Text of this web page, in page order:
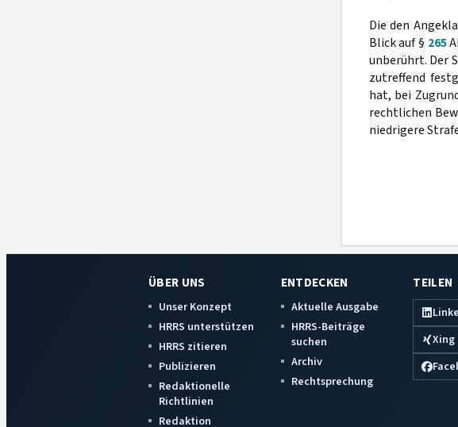
Die den
Blick auf § 265
unberührt. Der
zutreffend
hat, bei
rechtlichen
niedrigere
ÜBER UNS
Unser Konzept
HRRS unterstützen
HRRS zitieren
Publizieren
Redaktionelle
Richtlinien
Redaktion
ENTDECKEN
Aktuelle Ausgabe
HRRS-Beiträge
suchen
Archiv
Rechtsprechung
TEILEN
Xing